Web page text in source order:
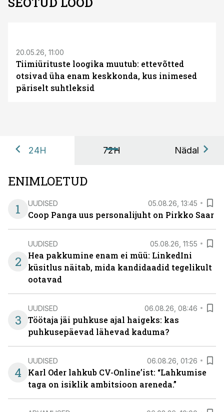
20.05.26, 11:00
Tiimiürituste loogika muutub: ettevõtted
otsivad üha enam keskkonda, kus inimesed
päriselt suhtleksid
24H 72H Nädal
ENIMLOETUD
1
UUDISED 05.08.26, 13:45
Coop Panga uus personalijuht on Pirkko Saar
2
UUDISED 05.08.26, 11:55
Hea pakkumine enam ei müü: LinkedIni
küsitlus näitab, mida kandidaadid tegelikult
ootavad
3
UUDISED 06.08.26, 08:46
Töötaja jäi puhkuse ajal haigeks: kas
puhkusepäevad lähevad kaduma?
4
UUDISED 06.08.26, 01:26
Karl Oder lahkub CV-Online’ist: “Lahkumise
taga on isiklik ambitsioon areneda.”